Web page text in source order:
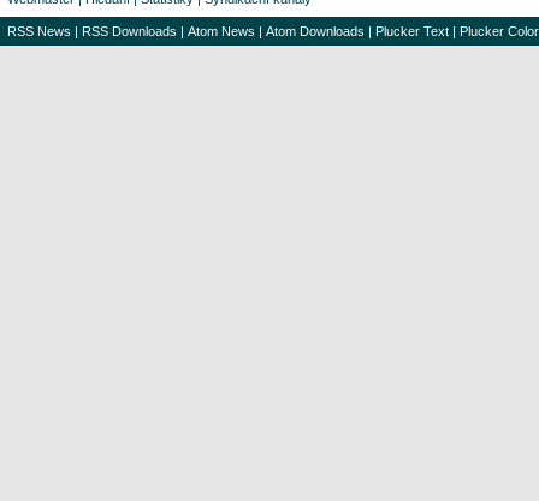
RSS News | RSS Downloads | Atom News | Atom Downloads | Plucker Text | Plucker Color